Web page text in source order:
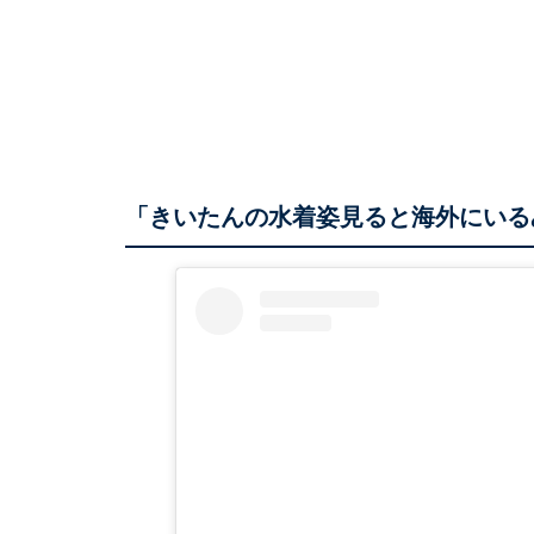
「きいたんの水着姿見ると海外にい